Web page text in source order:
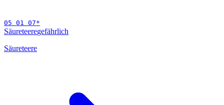
05 01 07*
Säureteeregefährlich
Säureteere